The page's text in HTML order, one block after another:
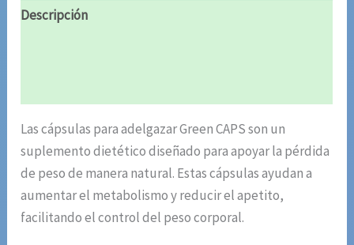
Descripción
Las cápsulas para adelgazar Green CAPS son un
suplemento dietético diseñado para apoyar la pérdida
de peso de manera natural. Estas cápsulas ayudan a
aumentar el metabolismo y reducir el apetito,
facilitando el control del peso corporal.